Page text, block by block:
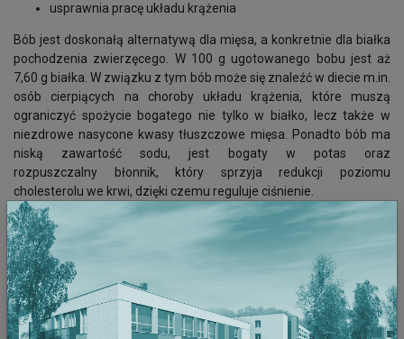
usprawnia pracę układu krążenia
Bób jest doskonałą alternatywą dla mięsa, a konkretnie dla białka
pochodzenia zwierzęcego. W 100 g ugotowanego bobu jest aż
7,60 g białka. W związku z tym bób może się znaleźć w diecie m.in.
osób cierpiących na choroby układu krążenia, które muszą
ograniczyć spożycie bogatego nie tylko w białko, lecz także w
niezdrowe nasycone kwasy tłuszczowe mięsa. Ponadto bób ma
niską zawartość sodu, jest bogaty w potas oraz
rozpuszczalny błonnik, który sprzyja redukcji poziomu
cholesterolu we krwi, dzięki czemu reguluje ciśnienie.
Bób jest pomocny w leczeniu zarówno niedokrwistości
mikrocytarnej – będącej konsekwencją niedoboru żelaza, jak i
anemii megaloblastycznej, spowodowanej niedoborem kwasu
foliowego i witaminy B12. Zarówno żelazo, jak i kwas foliowy są
niezbędne w procesie produkcji krwinek czerwonych, które są
odpowiedzialne za transport tlenu do wszystkich komórek w